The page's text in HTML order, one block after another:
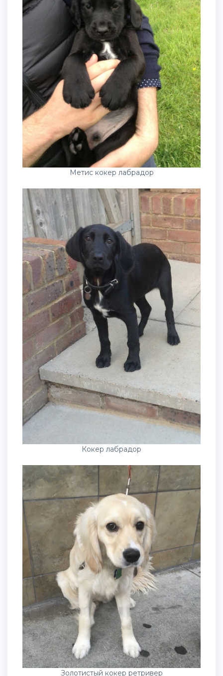
Метис кокер лабрадор
Кокер лабрадор
Золотистый кокер ретривер